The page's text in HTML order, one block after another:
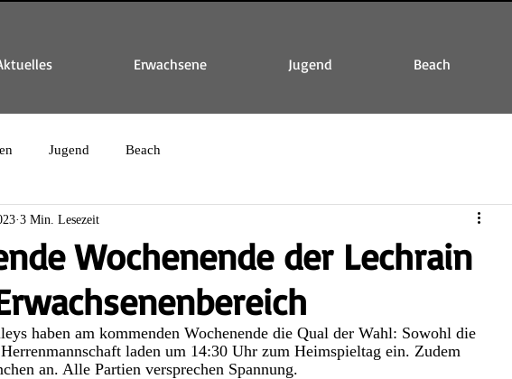
Erwachsene Jugend Beach
Jugend Beach
Wochenende der Lechrain
3 Min. Lesezeit
haben am kommenden Wochenende die Qual der Wahl: Sowohl die
laden um 14:30 Uhr zum Heimspieltag ein. Zudem
an. Alle Partien versprechen Spannung.